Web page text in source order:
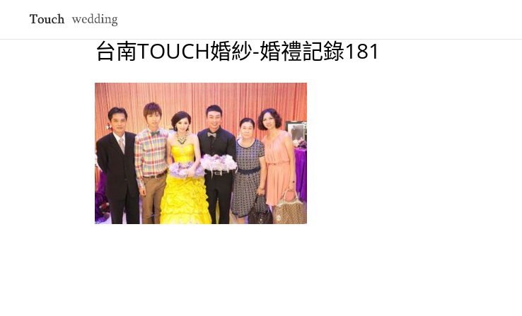
台南TOUCH婚紗-婚禮記錄181